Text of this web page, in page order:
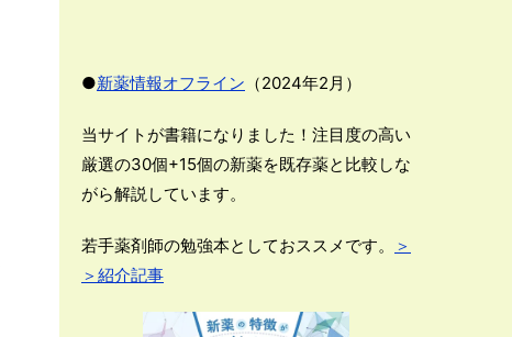
●新薬情報オフライン （2024年2月）
当サイトが書籍になりました！注目度の高い
厳選の30個+15個の新薬を既存薬と比較しな
がら解説しています。
若手薬剤師の勉強本としておススメです。
＞
＞紹介記事